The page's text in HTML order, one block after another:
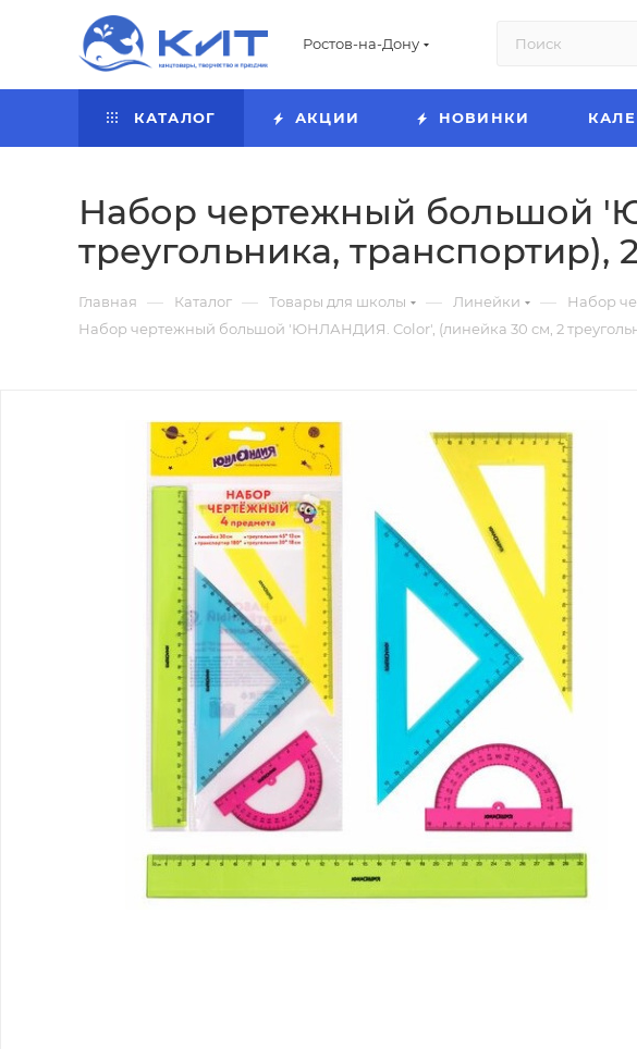
Ростов-на-Дону
КАТАЛОГ АКЦИИ НОВИНКИ
Набор чертежный большой
треугольника, транспортир),
Главная — Каталог — Товары для школы — Линейки — Набор
Набор чертежный большой 'ЮНЛАНДИЯ. Color', (линейка 30 см, 2